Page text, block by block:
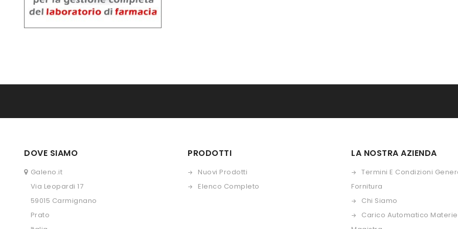
DOVE SIAMO
Galeno.it
Via Leopardi 17
59015 Carmignano
Prato
PRODOTTI
Nuovi Prodotti
Elenco Completo
LA NOSTRA AZIENDA
Termini E Condizioni
Fornitura
Chi Siamo
Carico Automatico